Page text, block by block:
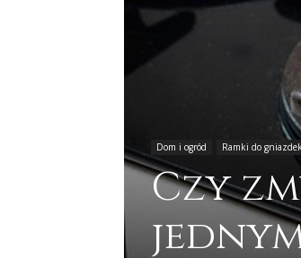
Dom i ogród Ramki do
Czy